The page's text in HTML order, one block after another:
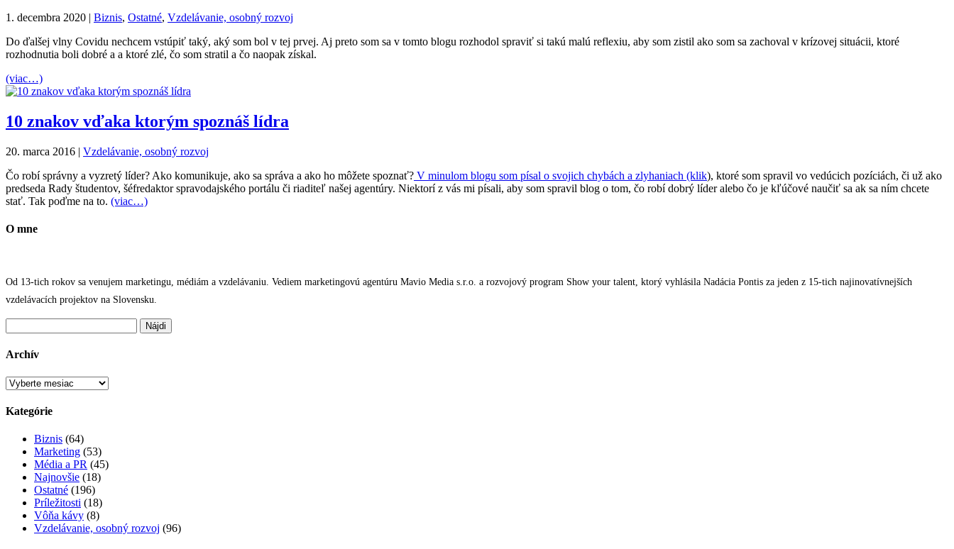
1. decembra 2020 | Biznis, Ostatné, Vzdelávanie, osobný rozvoj
Do ďalšej vlny Covidu nechcem vstúpiť taký, aký som bol v tej prvej. Aj preto som sa v tomto blogu rozhodol spraviť si takú malú reflexiu, aby som zistil ako som sa zachoval v krízovej situácii, ktoré
rozhodnutia boli dobré a a ktoré zlé, čo som stratil a čo naopak získal.
(viac…)
10 znakov vďaka ktorým spoznáš lídra
20. marca 2016 | Vzdelávanie, osobný rozvoj
Čo robí správny a vyzretý líder? Ako komunikuje, ako sa správa a ako ho môžete spoznať? V minulom blogu som písal o svojich chybách a zlyhaniach (klik), ktoré som spravil vo vedúcich pozíciách, či už ako
predseda Rady študentov, šéfredaktor spravodajského portálu či riaditeľ našej agentúry. Niektorí z vás mi písali, aby som spravil blog o tom, čo robí dobrý líder alebo čo je kľúčové naučiť sa ak sa ním chcete
stať. Tak poďme na to. (viac…)
O mne
Od 13-tich rokov sa venujem marketingu, médiám a vzdelávaniu. Vediem marketingovú agentúru Mavio Media s.r.o. a rozvojový program Show your talent, ktorý vyhlásila Nadácia Pontis za jeden z 15-tich najinovatívnejších
vzdelávacích projektov na Slovensku.
Archív
Archív
Kategórie
Biznis (64)
Marketing (53)
Média a PR (45)
Najnovšie (18)
Ostatné (196)
Príležitosti (18)
Vôňa kávy (8)
Vzdelávanie, osobný rozvoj (96)